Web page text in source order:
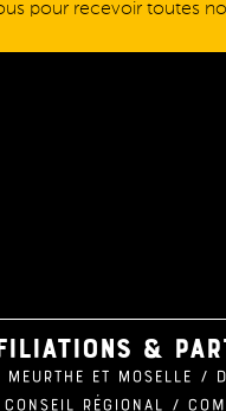
pour recevoir toutes
&
Meurthe et Moselle /
Régional /